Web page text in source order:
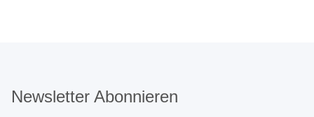
Newsletter Abonnieren